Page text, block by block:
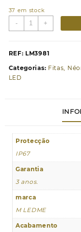
37 em stock
-
Quantidade
de
de
Cilindre
20
metros
+
REF: LM3981
Categorias: Fitas,
LED
Protecção
IP67
Garantia
3 anos.
marca
M LEDME
Acabamento